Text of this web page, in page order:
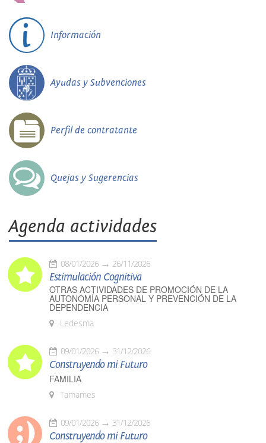
Información
Ayudas y Subvenciones
Perfil de contratante
Quejas y Sugerencias
Agenda actividades
08/01/2026 26/11/2026
Estimulación Cognitiva
OTRAS ACTIVIDADES DE PROMOCIÓN DE LA
AUTONOMÍA PERSONAL Y PREVENCIÓN DE LA
DEPENDENCIA
Ledesma
09/01/2026 31/12/2026
Construyendo mi Futuro
FAMILIA
Tamames
09/01/2026 31/12/2026
Construyendo mi Futuro